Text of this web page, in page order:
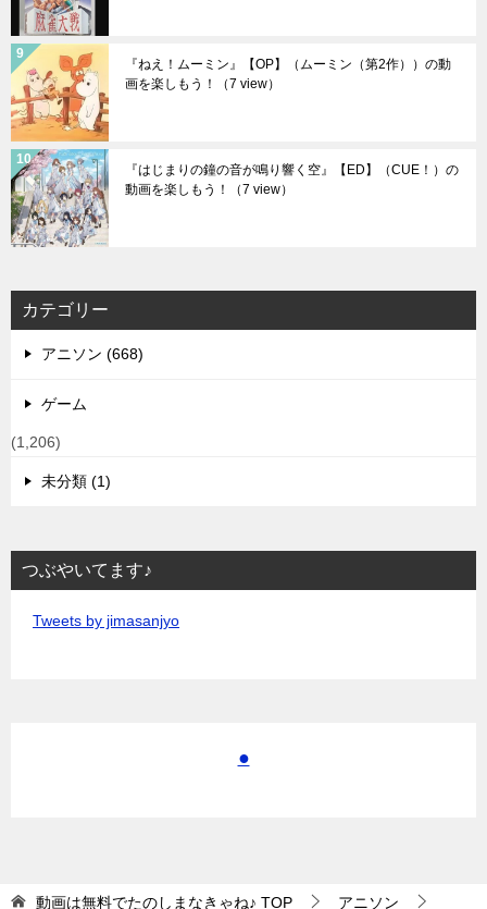
『ねえ！ムーミン』【OP】（ムーミン（第2作））の動
画を楽しもう！
（7 view）
『はじまりの鐘の音が鳴り響く空』【ED】（CUE！）の
動画を楽しもう！
（7 view）
カテゴリー
アニソン (668)
ゲーム
(1,206)
未分類 (1)
つぶやいてます♪
Tweets by jimasanjyo
●
動画は無料でたのしまなきゃね♪ TOP アニソン